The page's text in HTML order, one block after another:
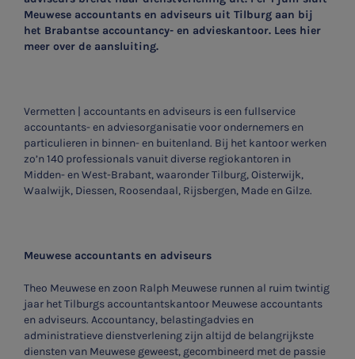
Meuwese accountants en adviseurs uit Tilburg aan bij
het Brabantse accountancy- en advieskantoor. Lees hier
meer over de aansluiting.
Vermetten | accountants en adviseurs is een fullservice
accountants- en adviesorganisatie voor ondernemers en
particulieren in binnen- en buitenland. Bij het kantoor werken
zo’n 140 professionals vanuit diverse regiokantoren in
Midden- en West-Brabant, waaronder Tilburg, Oisterwijk,
Waalwijk, Diessen, Roosendaal, Rijsbergen, Made en Gilze.
Meuwese accountants en adviseurs
Theo Meuwese en zoon Ralph Meuwese runnen al ruim twintig
jaar het Tilburgs accountantskantoor Meuwese accountants
en adviseurs. Accountancy, belastingadvies en
administratieve dienstverlening zijn altijd de belangrijkste
diensten van Meuwese geweest, gecombineerd met de passie